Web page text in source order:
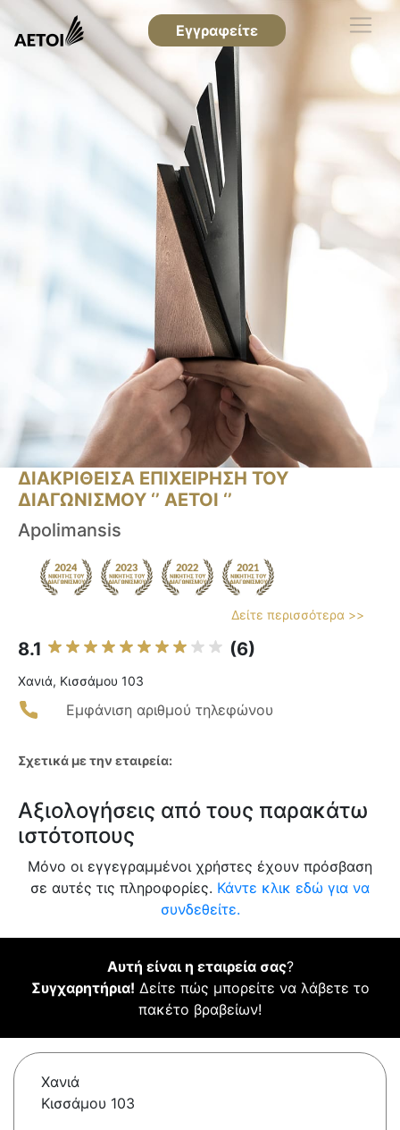
Εγγραφείτε
ΔΙΑΚΡΙΘΕΙΣΑ ΕΠΙΧΕΙΡΗΣΗ ΤΟΥ
ΔΙΑΓΩΝΙΣΜΟΥ ‘’ ΑΕΤΟΙ ‘’
Apolimansis
Δείτε περισσότερα >>
8.1 (6)
Χανιά, Κισσάμου 103
Εμφάνιση αριθμού τηλεφώνου
Σχετικά με την εταιρεία:
Αξιολογήσεις από τους παρακάτω
ιστότοπους
Μόνο οι εγγεγραμμένοι χρήστες έχουν πρόσβαση
σε αυτές τις πληροφορίες. Κάντε κλικ εδώ για να
συνδεθείτε.
Αυτή είναι η εταιρεία σας?
Συγχαρητήρια! Δείτε πώς μπορείτε να λάβετε το
πακέτο βραβείων!
Χανιά
Κισσάμου 103